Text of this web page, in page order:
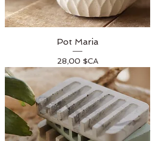
Pot Maria
Prix
28,00 $CA